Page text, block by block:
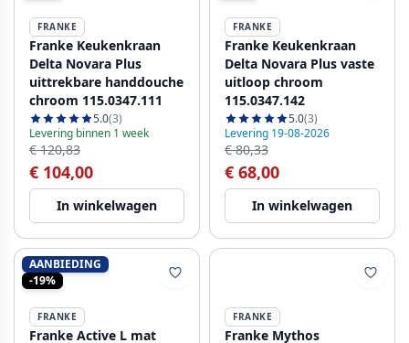
FRANKE
Franke Keukenkraan
Delta Novara Plus
uittrekbare handdouche
chroom 115.0347.111
5.0(3)
Levering binnen 1 week
€ 120,83
€ 104,00
In winkelwagen
FRANKE
Franke Keukenkraan
Delta Novara Plus vaste
uitloop chroom
115.0347.142
5.0(3)
Levering 19-08-2026
€ 80,33
€ 68,00
In winkelwagen
AANBIEDING
-19%
FRANKE
Franke Active L mat
FRANKE
Franke Mythos